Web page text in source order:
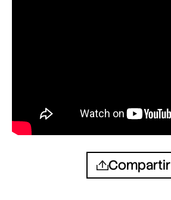
Compartir